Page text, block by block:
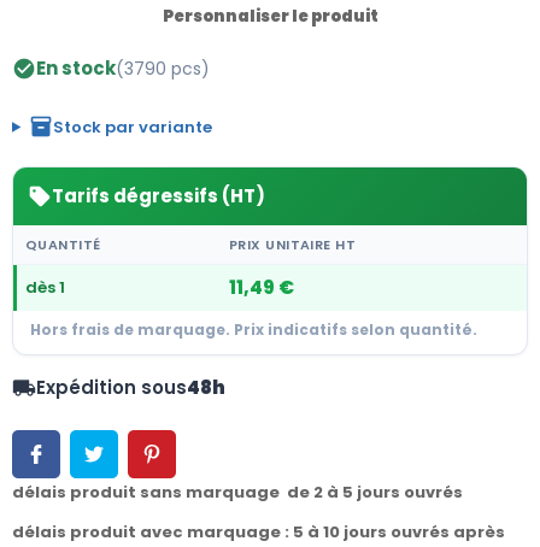
Personnaliser le produit
check_circleEn stock(3790 pcs)
inventory_2Stock par variante
sellTarifs dégressifs (HT)
QUANTITÉ PRIX UNITAIRE HT
dès 1 11,49 €
Hors frais de marquage. Prix indicatifs selon quantité.
local_shippingExpédition sous48h
délais produit sans marquage de 2 à 5 jours ouvrés
délais produit avec marquage : 5 à 10 jours ouvrés après